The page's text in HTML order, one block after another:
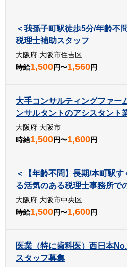
＜我孫子町駅徒歩5分/年齢不
税理士補助スタッフ
大阪府 大阪市住吉区
時給1,500円〜1,560円
大手コンサルティングファー
ンサルタントのアシスタント
大阪府 大阪市
時給1,500円〜1,600円
＜【年齢不問】長期/本町駅
る活気のある税理士事務所で
大阪府 大阪市中央区
時給1,500円〜1,600円
医業（特に歯科医）西日本
スタッフ募集